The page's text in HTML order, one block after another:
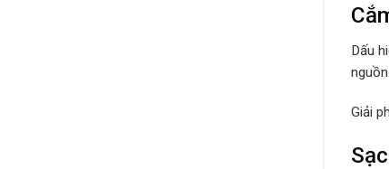
Dấu
Giải